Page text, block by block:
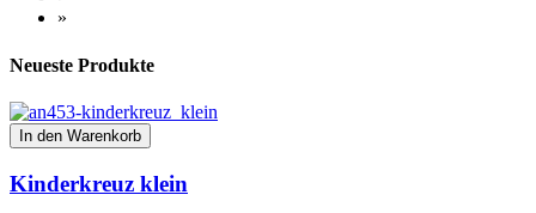
»
Neueste Produkte
In den Warenkorb
Kinderkreuz klein